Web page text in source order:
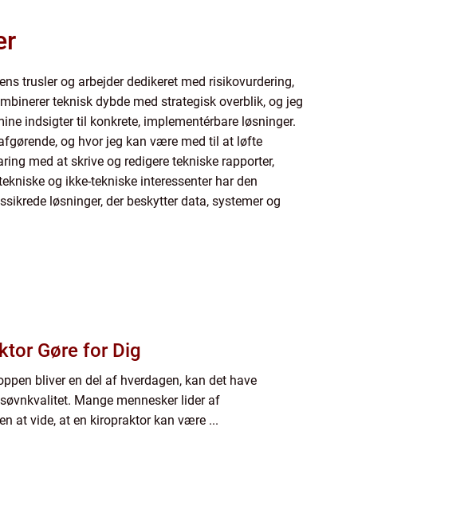
trusler og arbejder dedikeret med risikovurdering,
teknisk dybde med strategisk overblik, og jeg
indsigter til konkrete, implementérbare løsninger.
og hvor jeg kan være med til at løfte
med at skrive og redigere tekniske rapporter,
og ikke-tekniske interessenter har den
løsninger, der beskytter data, systemer og
Gøre for Dig
bliver en del af hverdagen, kan det have
Mange mennesker lider af
at vide, at en kiropraktor kan være ...